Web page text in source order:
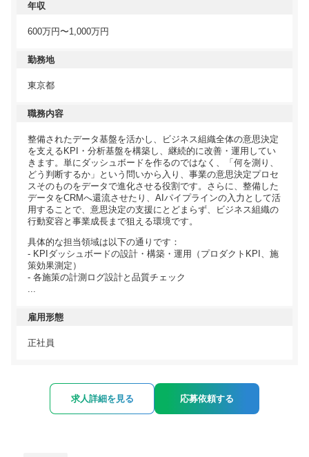
年収
600万円〜1,000万円
勤務地
東京都
職務内容
整備されたデータ基盤を活かし、ビジネス組織全体の意思決定
を支えるKPI・分析基盤を構築し、継続的に改善・運用してい
きます。単にダッシュボードを作るのではなく、「何を測り、
どう判断するか」という問いから入り、事業の意思決定プロセ
スそのものをデータで進化させる役割です。さらに、整備した
データをCRMへ還流させたり、AIパイプラインの入力として活
用することで、意思決定の支援にとどまらず、ビジネス組織の
行動変容と事業成長まで狙える環境です。
具体的な担当領域は以下の通りです：
- KPIダッシュボードの設計・構築・運用（プロダクトKPI、施
策効果測定）
- 各施策の計測ログ設計と品質チェック
...
雇用形態
正社員
求人詳細を見る 応募依頼する